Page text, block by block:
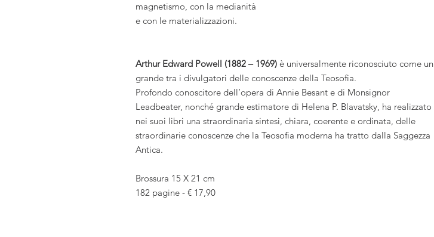
magnetismo, con la medianità
e con le materializzazioni.
Arthur Edward Powell (1882 – 1969) è universalmente riconosciuto come un
grande tra i divulgatori delle conoscenze della Teosofia.
Profondo conoscitore dell’opera di Annie Besant e di Monsignor
Leadbeater, nonché grande estimatore di Helena P. Blavatsky, ha realizzato
nei suoi libri una straordinaria sintesi, chiara, coerente e ordinata, delle
straordinarie conoscenze che la Teosofia moderna ha tratto dalla Saggezza
Antica.
Brossura 15 X 21 cm
182 pagine - € 17,90